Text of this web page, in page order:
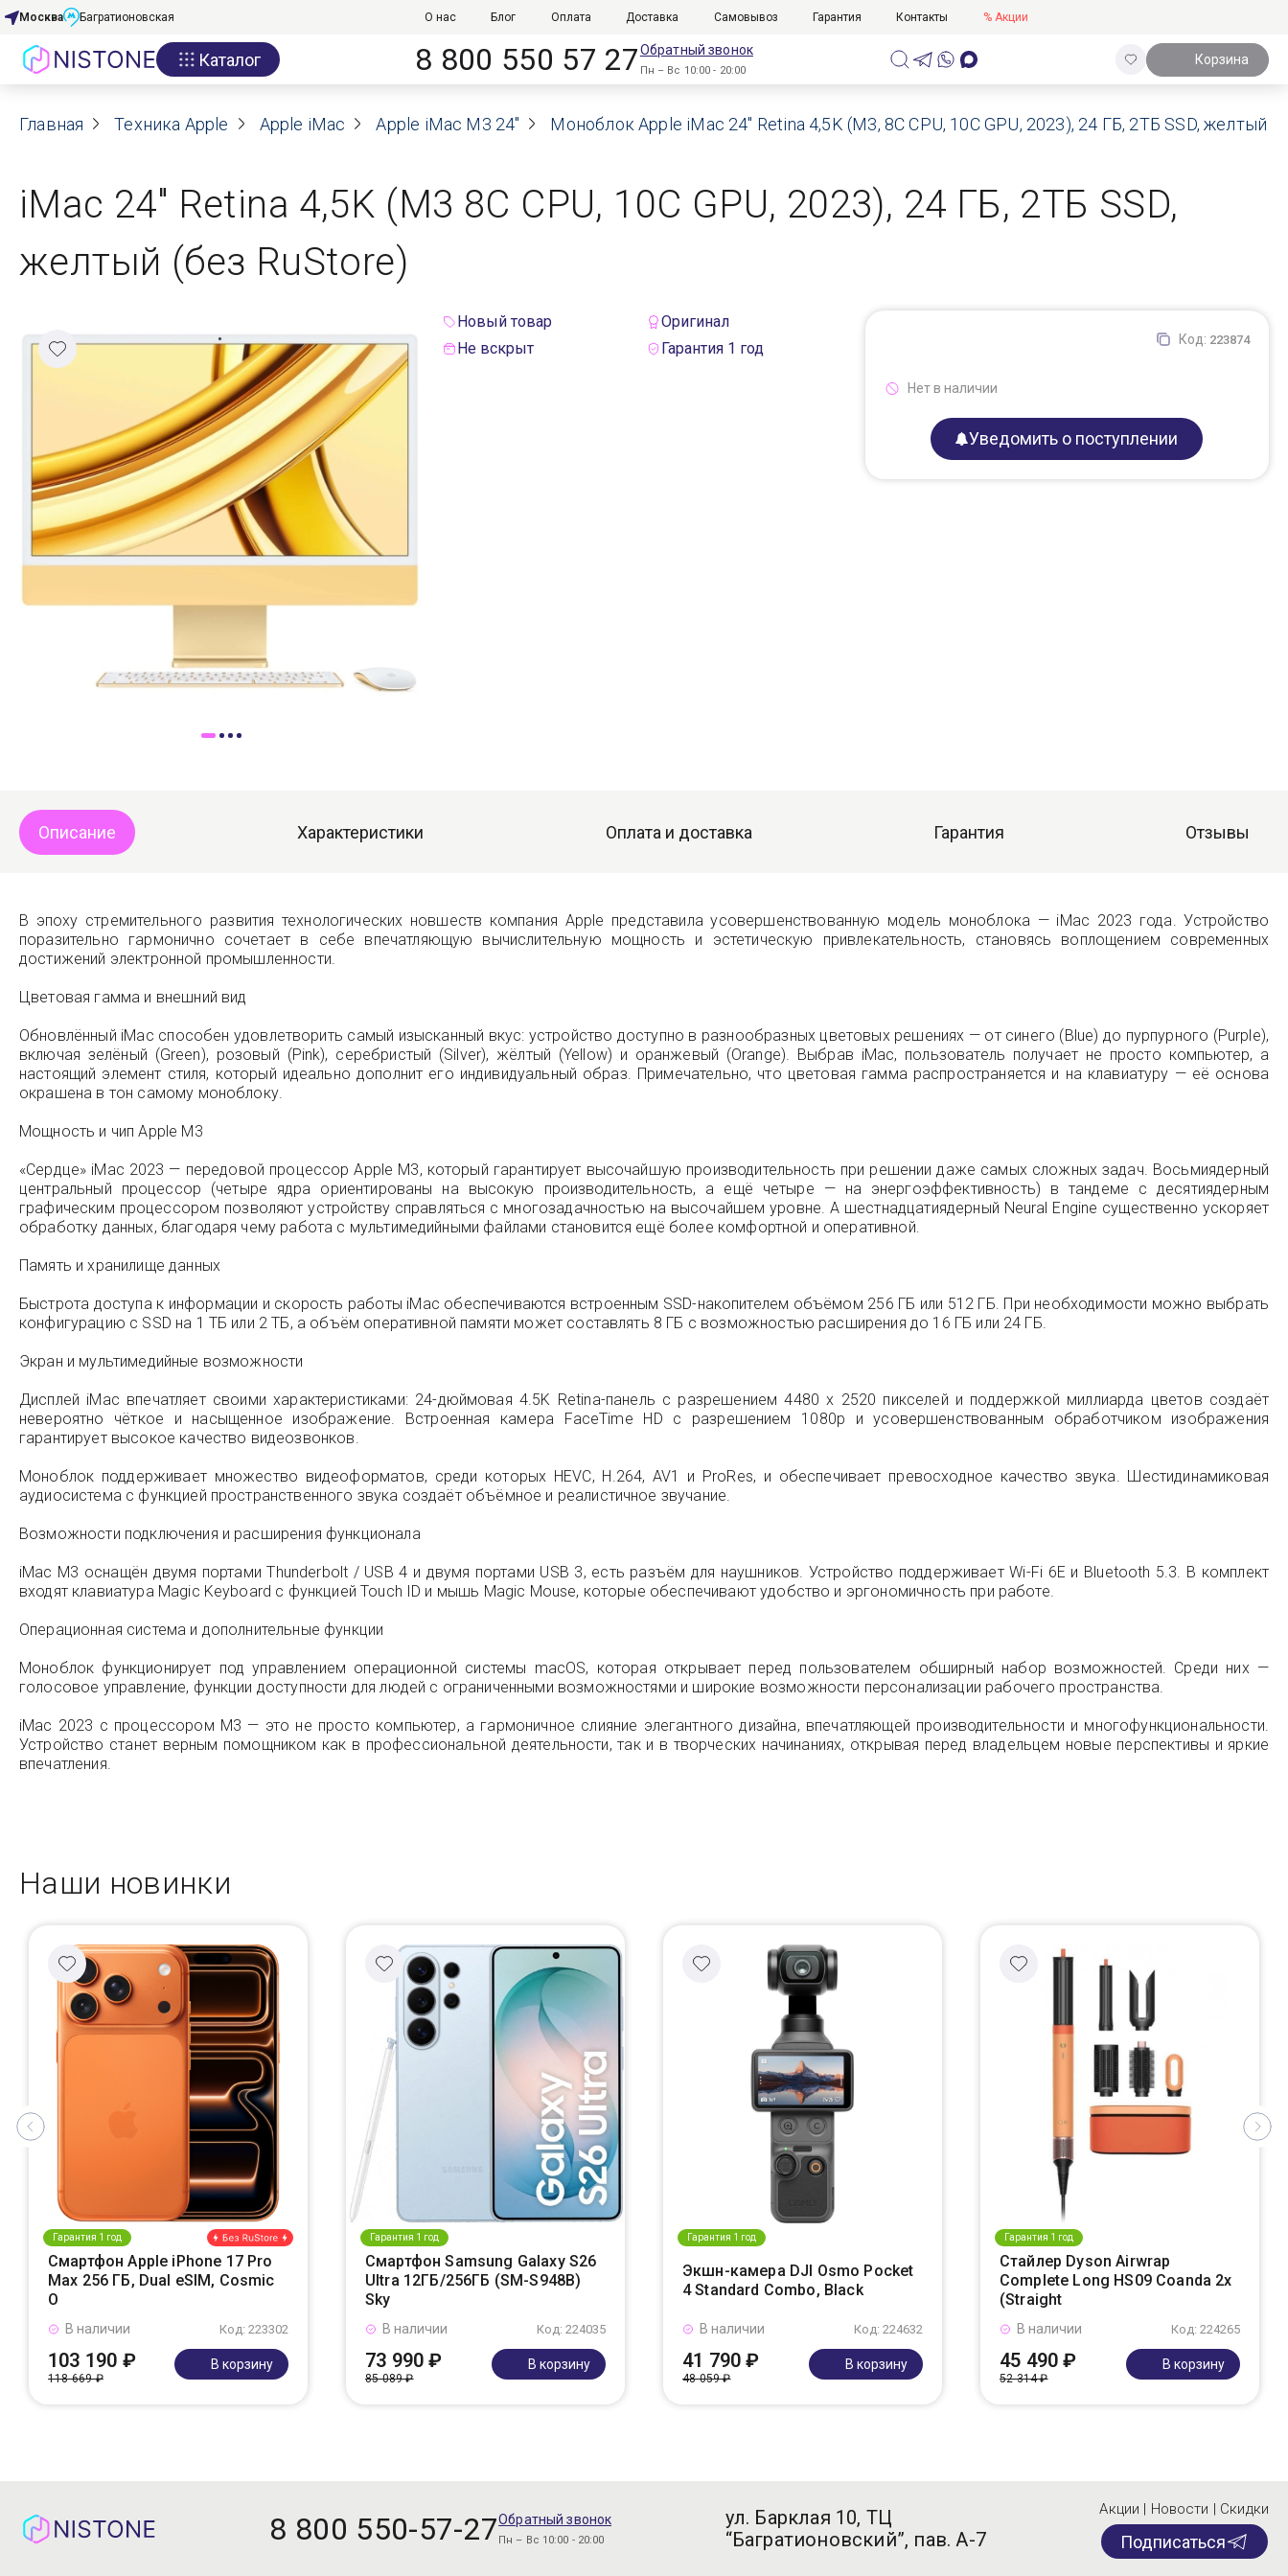
Акции
О нас
Реквизиты
Оплата
Доставка
Самовывоз
Москва Багратионовская О нас Блог Оплата Доставка Самовывоз Гарантия Контакты % Акции
Каталог 8 800 550 57 27Обратный звонок
Пн – Вс 10:00 - 20:00
Корзина
Главная Техника Apple Apple iMac Apple iMac M3 24" Моноблок Apple iMac 24" Retina 4,5K (M3, 8C CPU, 10C GPU, 2023), 24 ГБ, 2ТБ SSD, желтый
iMac 24" Retina 4,5K (M3 8C CPU, 10C GPU, 2023), 24 ГБ, 2ТБ SSD,
желтый (без RuStore)
Новый товар
Оригинал
Не вскрыт
Гарантия 1 год Код: 223874
Нет в наличии
Уведомить о поступлении
Описание Характеристики Оплата и доставка Гарантия Отзывы
В эпоху стремительного развития технологических новшеств компания Apple представила усовершенствованную модель моноблока — iMac 2023 года. Устройство
поразительно гармонично сочетает в себе впечатляющую вычислительную мощность и эстетическую привлекательность, становясь воплощением современных
достижений электронной промышленности.
Цветовая гамма и внешний вид
Обновлённый iMac способен удовлетворить самый изысканный вкус: устройство доступно в разнообразных цветовых решениях — от синего (Blue) до пурпурного (Purple),
включая зелёный (Green), розовый (Pink), серебристый (Silver), жёлтый (Yellow) и оранжевый (Orange). Выбрав iMac, пользователь получает не просто компьютер, а
настоящий элемент стиля, который идеально дополнит его индивидуальный образ. Примечательно, что цветовая гамма распространяется и на клавиатуру — её основа
окрашена в тон самому моноблоку.
Мощность и чип Apple M3
«Сердце» iMac 2023 — передовой процессор Apple M3, который гарантирует высочайшую производительность при решении даже самых сложных задач. Восьмиядерный
центральный процессор (четыре ядра ориентированы на высокую производительность, а ещё четыре — на энергоэффективность) в тандеме с десятиядерным
графическим процессором позволяют устройству справляться с многозадачностью на высочайшем уровне. А шестнадцатиядерный Neural Engine существенно ускоряет
обработку данных, благодаря чему работа с мультимедийными файлами становится ещё более комфортной и оперативной.
Память и хранилище данных
Быстрота доступа к информации и скорость работы iMac обеспечиваются встроенным SSD-накопителем объёмом 256 ГБ или 512 ГБ. При необходимости можно выбрать
конфигурацию с SSD на 1 ТБ или 2 ТБ, а объём оперативной памяти может составлять 8 ГБ с возможностью расширения до 16 ГБ или 24 ГБ.
Экран и мультимедийные возможности
Дисплей iMac впечатляет своими характеристиками: 24-дюймовая 4.5K Retina-панель с разрешением 4480 x 2520 пикселей и поддержкой миллиарда цветов создаёт
невероятно чёткое и насыщенное изображение. Встроенная камера FaceTime HD с разрешением 1080p и усовершенствованным обработчиком изображения
гарантирует высокое качество видеозвонков.
Моноблок поддерживает множество видеоформатов, среди которых HEVC, H.264, AV1 и ProRes, и обеспечивает превосходное качество звука. Шестидинамиковая
аудиосистема с функцией пространственного звука создаёт объёмное и реалистичное звучание.
Возможности подключения и расширения функционала
iMac M3 оснащён двумя портами Thunderbolt / USB 4 и двумя портами USB 3, есть разъём для наушников. Устройство поддерживает Wi-Fi 6E и Bluetooth 5.3. В комплект
входят клавиатура Magic Keyboard с функцией Touch ID и мышь Magic Mouse, которые обеспечивают удобство и эргономичность при работе.
Операционная система и дополнительные функции
Моноблок функционирует под управлением операционной системы macOS, которая открывает перед пользователем обширный набор возможностей. Среди них —
голосовое управление, функции доступности для людей с ограниченными возможностями и широкие возможности персонализации рабочего пространства.
iMac 2023 с процессором M3 — это не просто компьютер, а гармоничное слияние элегантного дизайна, впечатляющей производительности и многофункциональности.
Устройство станет верным помощником как в профессиональной деятельности, так и в творческих начинаниях, открывая перед владельцем новые перспективы и яркие
впечатления.
Наши новинки
Гарантия 1 год
Смартфон Apple iPhone 17 Pro
Max 256 ГБ, Dual eSIM, Cosmic
O
Код: 223302
В наличии
103 190 ₽
118 669 ₽
В корзину
Гарантия 1 год
Смартфон Samsung Galaxy S26
Ultra 12ГБ/256ГБ (SM-S948B)
Sky
Код: 224035
В наличии
73 990 ₽
85 089 ₽
В корзину
Гарантия 1 год
Экшн-камера DJI Osmo Pocket
4 Standard Combo, Black
Код: 224632
В наличии
41 790 ₽
48 059 ₽
В корзину
Гарантия 1 год
Стайлер Dyson Airwrap
Complete Long HS09 Coanda 2x
(Straight
Код: 224265
В наличии
45 490 ₽
52 314 ₽
В корзину
8 800 550-57-27Обратный звонок
Пн – Вс 10:00 - 20:00
ул. Барклая 10, ТЦ
“Багратионовский”, пав. А-7
Акции | Новости | Скидки
Подписаться